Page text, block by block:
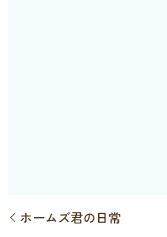
ホームズ君の日常